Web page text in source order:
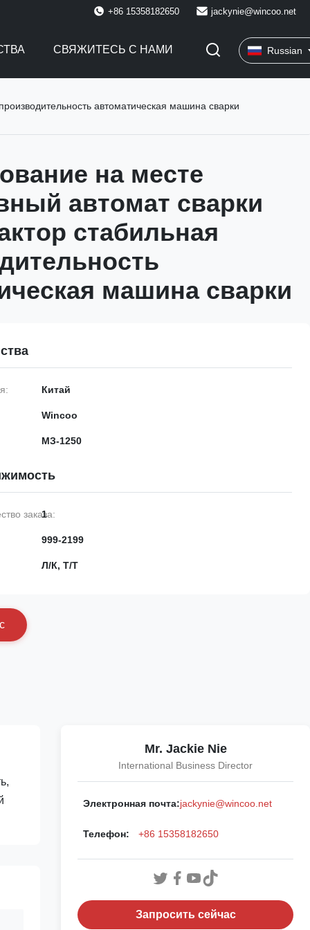
+86 15358182650 jackynie@wincoo.net
СВЯЖИТЕСЬ С НАМИ Russian
автоматическая машина сварки
на месте
автомат сварки
стабильная
машина сварки
Китай
Wincoo
МЗ-1250
заказа:
1
999-2199
Л/К, Т/Т
Mr. Jackie Nie
International Business Director
Электронная почта:jackynie@wincoo.net
Телефон: +86 15358182650
Запросить сейчас